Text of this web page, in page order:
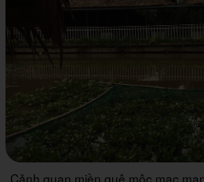
Cảnh quan miền quê mộc mạc